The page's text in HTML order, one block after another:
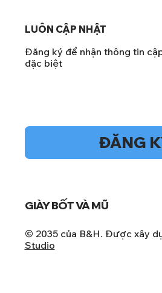
LUÔN CẬP NHẬT
Đăng ký để nhận thông tin
đặc biệt
ĐĂNG
GIÀY BỐT VÀ MŨ
© 2035 của B&H. Được xây
Studio